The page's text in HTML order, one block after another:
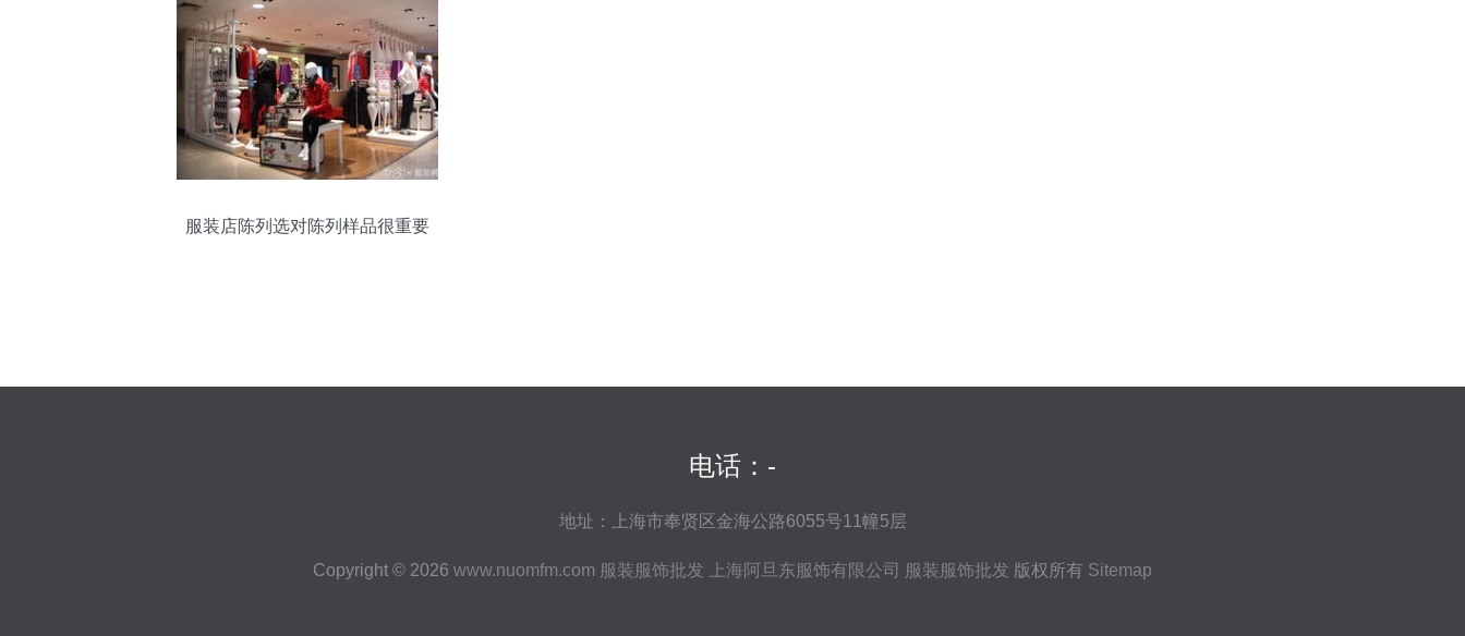
服装店陈列选对陈列样品很重要
电话：-
地址：上海市奉贤区金海公路6055号11幢5层
Copyright © 2026 www.nuomfm.com 服装服饰批发 上海阿旦东服饰有限公司 服装服饰批发 版权所有 Sitemap